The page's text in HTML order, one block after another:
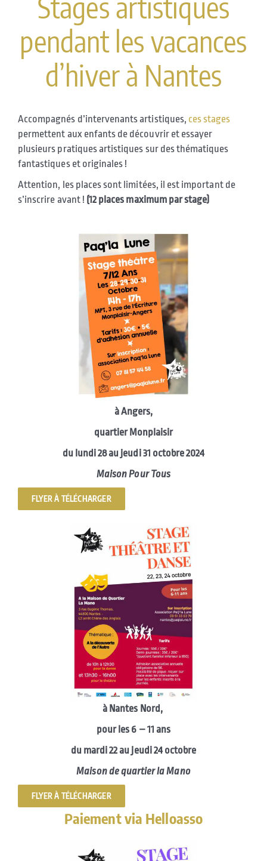
Stages artistiques
pendant les vacances
d’hiver à Nantes
Accompagnés d’intervenants artistiques, ces stages
permettent aux enfants de découvrir et essayer
plusieurs pratiques artistiques sur des thématiques
fantastiques et originales !
Attention, les places sont limitées, il est important de
s’inscrire avant ! (12 places maximum par stage)
à Angers,
quartier Monplaisir
du lundi 28 au jeudi 31 octobre 2024
Maison Pour Tous
FLYER À TÉLÉCHARGER
à Nantes Nord,
pour les 6 – 11 ans
du mardi 22 au jeudi 24 octobre
Maison de quartier la Mano
FLYER À TÉLÉCHARGER
Paiement via Helloasso